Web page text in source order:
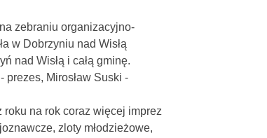
zebraniu organizacyjno-
w Dobrzyniu nad Wisłą
nad Wisłą i całą gminę.
Mirosław Suski -
roku na rok coraz więcej imprez
zloty młodzieżowe,